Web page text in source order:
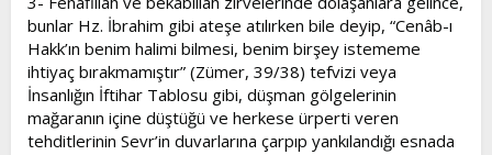
bunlar Hz. İbrahim gibi ateşe atılırken bile deyip, “Cenâb-ı
Hakk’ın benim halimi bilmesi, benim birşey istememe
ihtiyaç bırakmamıştır” (Zümer, 39/38) tefvizi veya
İnsanlığın İftihar Tablosu gibi, düşman gölgelerinin
mağaranın içine düştüğü ve herkese ürperti veren
tehditlerinin Sevr’in duvarlarına çarpıp yankılandığı esnada